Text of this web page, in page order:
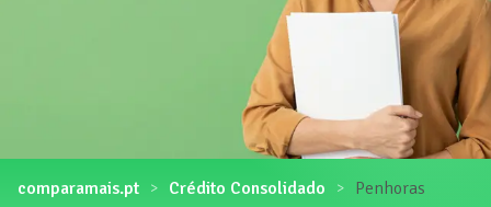
comparamais.pt Crédito Consolidado Penhoras